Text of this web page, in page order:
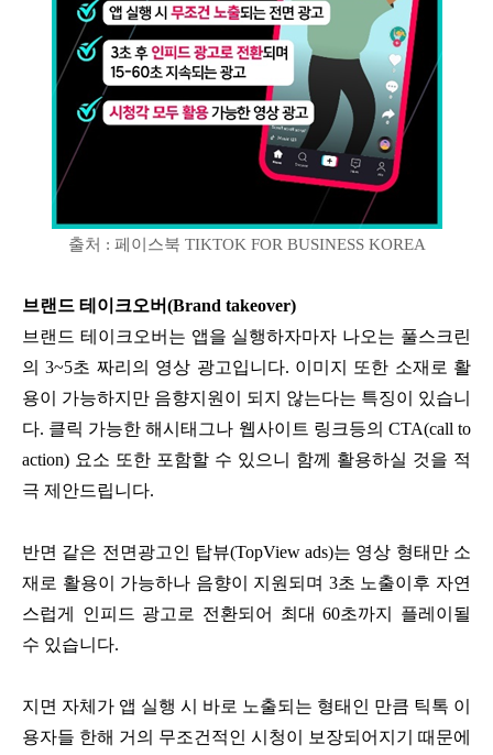
출처 : 페이스북 TIKTOK FOR BUSINESS KOREA
브랜드 테이크오버(Brand takeover)
브랜드 테이크오버는 앱을 실행하자마자 나오는 풀스크린
의 3~5초 짜리의 영상 광고입니다. 이미지 또한 소재로 활
용이 가능하지만 음향지원이 되지 않는다는 특징이 있습니
다. 클릭 가능한 해시태그나 웹사이트 링크등의 CTA(call to
action) 요소 또한 포함할 수 있으니 함께 활용하실 것을 적
극 제안드립니다.
반면 같은 전면광고인 탑뷰(TopView ads)는 영상 형태만 소
재로 활용이 가능하나 음향이 지원되며 3초 노출이후 자연
스럽게 인피드 광고로 전환되어 최대 60초까지 플레이될
수 있습니다.
지면 자체가 앱 실행 시 바로 노출되는 형태인 만큼 틱톡 이
용자들 한해 거의 무조건적인 시청이 보장되어지기 때문에